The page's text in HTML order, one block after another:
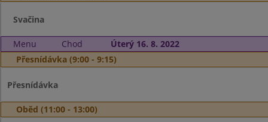
Svačina
Menu Chod
Úterý 16. 8. 2022
Přesnídávka (9:00 - 9:15)
Přesnídávka
Oběd (11:00 - 13:00)